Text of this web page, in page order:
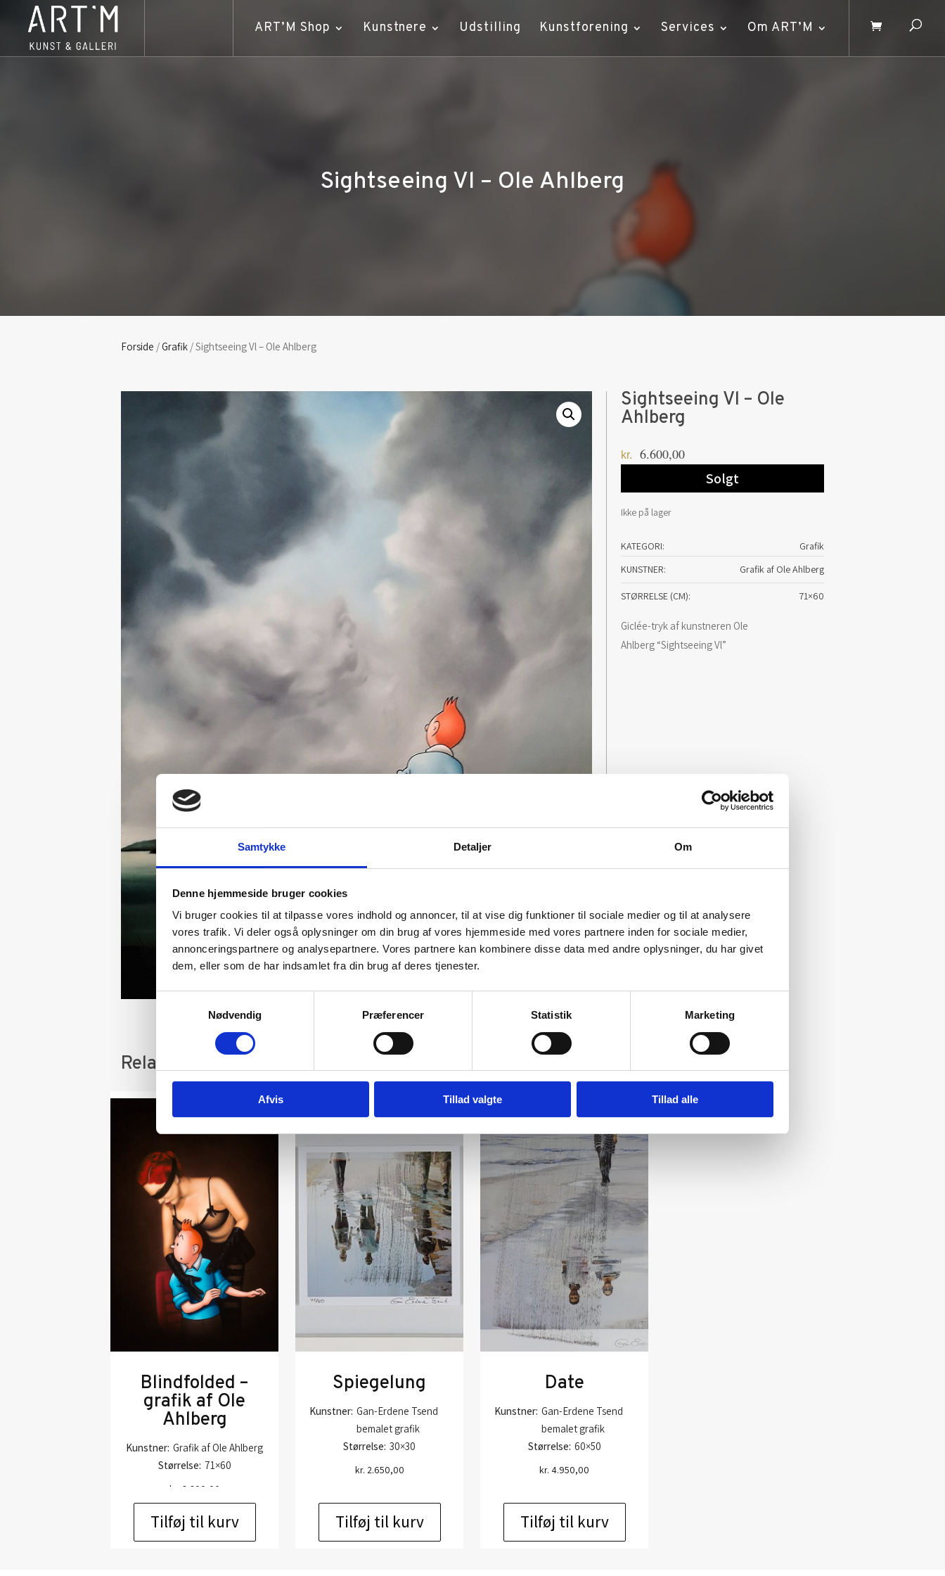
Samtykke Detaljer Om
Denne hjemmeside bruger cookies
Vi bruger cookies til at tilpasse vores indhold og annoncer, til at vise dig funktioner til sociale medier og til at analysere
vores trafik. Vi deler også oplysninger om din brug af vores hjemmeside med vores partnere inden for sociale medier,
annonceringspartnere og analysepartnere. Vores partnere kan kombinere disse data med andre oplysninger, du har givet
dem, eller som de har indsamlet fra din brug af deres tjenester.
Samtykkevalg
Nødvendig
Præferencer Statistik Marketing
Afvis Tillad valgte Tillad alle
ART’M Shop Kunstnere Udstilling Kunstforening Services Om ART’M
Sightseeing Vl – Ole Ahlberg
Forside /Grafik / Sightseeing Vl – Ole Ahlberg
Sightseeing Vl – Ole
Ahlberg
kr. 6.600,00
Solgt
Ikke på lager
KATEGORI:
Grafik
KUNSTNER
Grafik af Ole Ahlberg
STØRRELSE (CM) 71×60
Giclée-tryk af kunstneren Ole
Ahlberg “Sightseeing Vl”
Relaterede varer
Blindfolded –
grafik af Ole
Ahlberg
Kunstner: Grafik af Ole Ahlberg
Størrelse: 71×60
kr. 6.600,00
Tilføj til kurv
Spiegelung
Kunstner: Gan-Erdene Tsend
bemalet grafik
Størrelse: 30×30
kr. 2.650,00
Tilføj til kurv
Date
Kunstner: Gan-Erdene Tsend
bemalet grafik
Størrelse: 60×50
kr. 4.950,00
Tilføj til kurv